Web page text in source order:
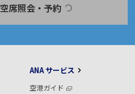
空席照会・予約
ANA サービス
空港ガイド